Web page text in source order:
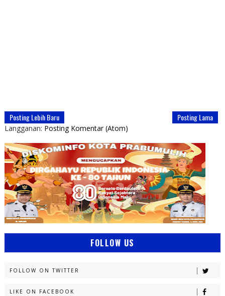
Posting Lebih Baru Posting Lama
Langganan: Posting Komentar (Atom)
FOLLOW US
FOLLOW ON TWITTER
LIKE ON FACEBOOK